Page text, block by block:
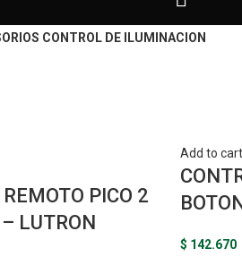
CONTROL DE ILUMINACION
PICO 2
LUTRON
Add to cart
$ 142.670